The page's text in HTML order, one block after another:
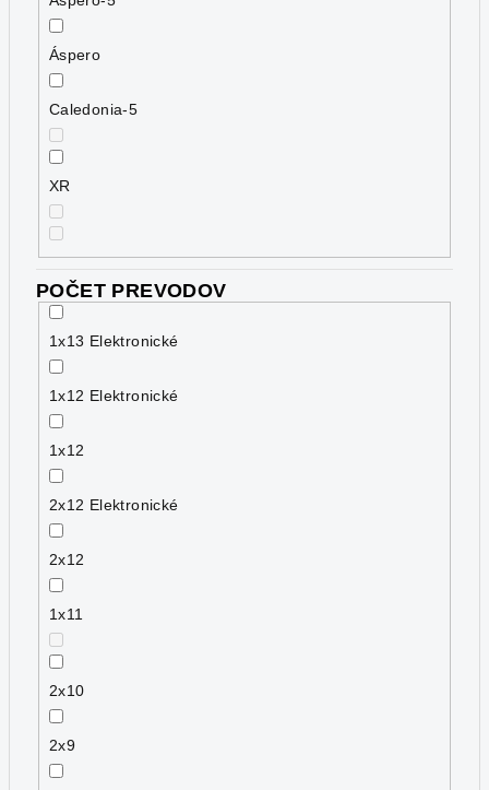
Áspero
Caledonia-5
XR
POČET PREVODOV
1x13 Elektronické
1x12 Elektronické
1x12
2x12 Elektronické
2x12
1x11
2x10
2x9